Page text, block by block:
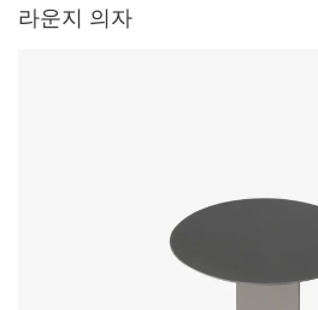
라운지 의자